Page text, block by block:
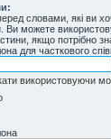
словами, які ви
Ви можете
якщо потрібно
для часткового
використовуючи